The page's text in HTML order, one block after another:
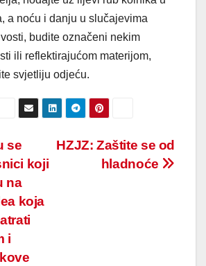
a noću i danju u slučajevima
budite označeni nekim
ili reflektirajućom materijom,
svjetliju odjeću.
HZJZ: Zaštite se od
hladnoće
se
koji
na
koja
i